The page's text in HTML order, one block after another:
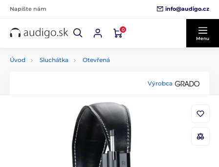
Napíšte nám info@audigo.cz
0
Menu
Úvod Sluchátka Otevřená
Výrobca